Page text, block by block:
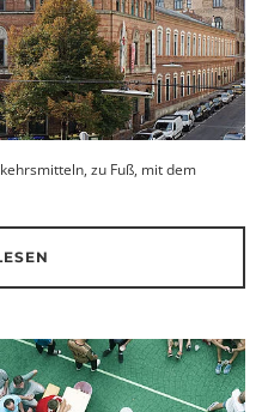
zu Fuß, mit dem